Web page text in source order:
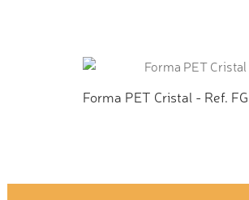
Forma PET Cristal - Ref.